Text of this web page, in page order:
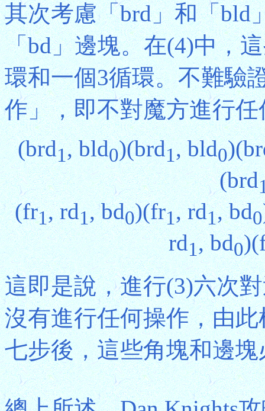
其次考慮「brd」和「bld
「bd」邊塊。在(4)中，
環和一個3循環。不難驗
作」，即不對魔方進行
(brd1, bld0)(brd1, bld0
(brd
(fr1, rd1, bd0)(fr1, rd1, bd0
rd1, bd0
這即是說，進行(3)六次
沒有進行任何操作，由
七步後，這些角塊和邊